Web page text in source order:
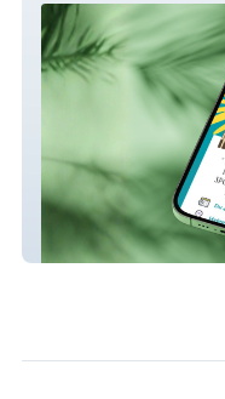
Roca Cup – Site
de wing foil